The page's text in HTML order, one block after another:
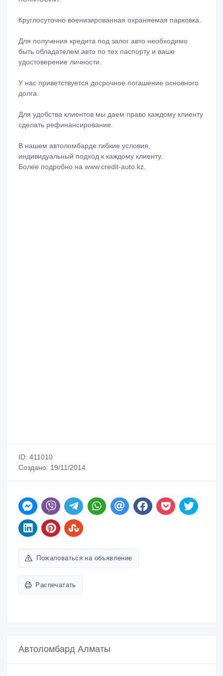
Круглосуточно военизированная охраняемая парковка.
Для получения кредита под залог авто необходимо
быть обладателем авто по тех паспорту и ваше
удостоверение личности.
У нас приветствуется досрочное погашение основного
долга.
Для удобства клиентов мы даем право каждому клиенту
сделать рефинансирование.
В нашем автоломбарде гибкие условия,
индивидуальный подход к каждому клиенту.
Более подробно на www.credit-auto.kz.
ID: 411010
Создано: 19/11/2014
Пожаловаться на объявление
Распечатать
Автоломбард Алматы